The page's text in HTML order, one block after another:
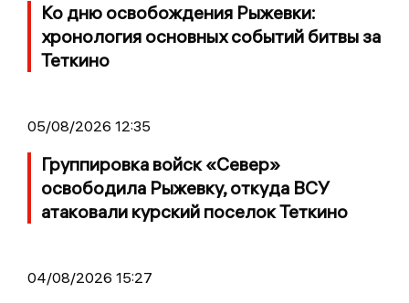
Ко дню освобождения Рыжевки:
хронология основных событий битвы за
Теткино
05/08/2026 12:35
Группировка войск «Север»
освободила Рыжевку, откуда ВСУ
атаковали курский поселок Теткино
04/08/2026 15:27